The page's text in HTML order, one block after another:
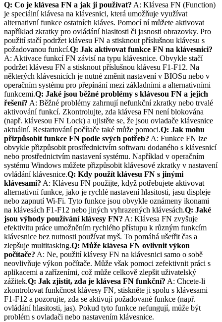
Q: Co je klávesa FN a jak ji používat? A: Klávesa FN (Function)
je speciální klávesa na klávesnici, která umožňuje využívat
alternativní funkce ostatních kláves. Pomocí ní můžete aktivovat
například zkratky pro ovládání hlasitosti či jasnosti obrazovky. Pro
použití stačí podržet klávesu FN a stisknout příslušnou klávesu s
požadovanou funkcí.Q: Jak aktivovat funkce FN na klávesnici?
A: Aktivace funkcí FN závisí na typu klávesnice. Obvykle stačí
podržet klávesu FN a stisknout příslušnou klávesu F1-F12. Na
některých klávesnicích je nutné změnit nastavení v BIOSu nebo v
operačním systému pro přepínání mezi základními a alternativními
funkcemi.Q: Jaké jsou běžné problémy s klávesou FN a jejich
řešení? A: Běžné problémy zahrnují nefunkční zkratky nebo trvalé
aktivování funkcí. Zkontrolujte, zda klávesa FN není blokována
(např. klávesou FN Lock) a ujistěte se, že jsou ovladače klávesnice
aktuální. Restartování počítače také může pomoci.Q: Jak mohu
přizpůsobit funkce FN podle svých potřeb? A: Funkce FN lze
obvykle přizpůsobit prostřednictvím softwaru dodaného s klávesnicí
nebo prostřednictvím nastavení systému. Například v operačním
systému Windows můžete přizpůsobit klávesové zkratky v nastavení
ovládání klávesnice.Q: Kdy použít klávesu FN s jinými
klávesami? A: Klávesu FN použijte, když potřebujete aktivovat
alternativní funkce, jako je rychlé nastavení hlasitosti, jasu displeje
nebo zapnutí Wi-Fi. Tyto funkce jsou obvykle oznámeny ikonami
na klávesách F1-F12 nebo jiných vyhrazených klávesách.Q: Jaké
jsou výhody používání klávesy FN? A: Klávesa FN zvyšuje
efektivitu práce umožněním rychlého přístupu k různým funkcím
klávesnice bez nutnosti používat myš. To pomáhá ušetřit čas a
zlepšuje multitasking.Q: Může klávesa FN ovlivnit výkon
počítače? A: Ne, použití klávesy FN na klávesnici samo o sobě
neovlivňuje výkon počítače. Může však pomoci zefektivnit práci s
aplikacemi a zařízeními, což může celkově zlepšit uživatelský
zážitek.Q: Jak zjistit, zda je klávesa FN funkční? A: Chcete-li
zkontrolovat funkčnost klávesy FN, stiskněte ji spolu s klávesami
F1-F12 a pozorujte, zda se aktivují požadované funkce (např.
ovládání hlasitosti, jas). Pokud tyto funkce nefungují, může být
problém s ovladači nebo nastavením klávesnice.